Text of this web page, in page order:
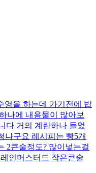
영을 하는데 가기전에 밥
나에 내용물이 많아보
다 거의 계란하나 들었
나구요 레시피는 빵5개
2큰술정도? 많이넣는걸
인머스터드 작은큰술